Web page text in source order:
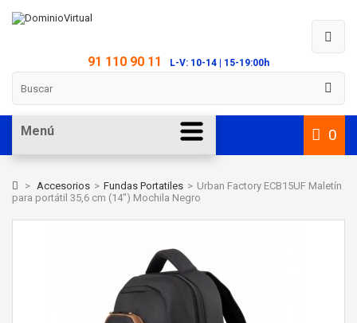
91 110 90 11 L-V: 10-14 | 15-19:00h
0
Menú
> Accesorios > Fundas Portatiles > Urban Factory ECB15UF Maletín
para portátil 35,6 cm (14") Mochila Negro